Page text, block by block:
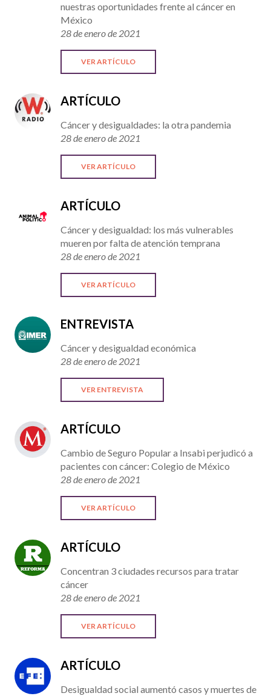
nuestras oportunidades frente al cáncer en
México
28 de enero de 2021
VER ARTÍCULO
ARTÍCULO
Cáncer y desigualdades: la otra pandemia
28 de enero de 2021
VER ARTÍCULO
ARTÍCULO
Cáncer y desigualdad: los más vulnerables
mueren por falta de atención temprana
28 de enero de 2021
VER ARTÍCULO
ENTREVISTA
Cáncer y desigualdad económica
28 de enero de 2021
VER ENTREVISTA
ARTÍCULO
Cambio de Seguro Popular a Insabi perjudicó a
pacientes con cáncer: Colegio de México
28 de enero de 2021
VER ARTÍCULO
ARTÍCULO
Concentran 3 ciudades recursos para tratar
cáncer
28 de enero de 2021
VER ARTÍCULO
ARTÍCULO
Desigualdad social aumentó casos y muertes de